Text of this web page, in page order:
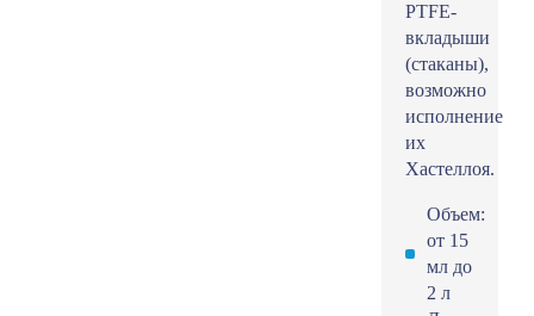
PTFE-
вкладыши
(стаканы),
возможно
исполнение
их
Хастеллоя.
Объем:
от 15
мл до
2 л